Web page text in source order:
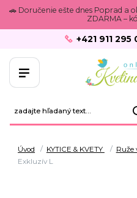
🚗 Doručenie ešte dnes Poprad a
ZDARMA –
+421 911 295
Úvod KYTICE & KVETY Ruže
Exkluzív L